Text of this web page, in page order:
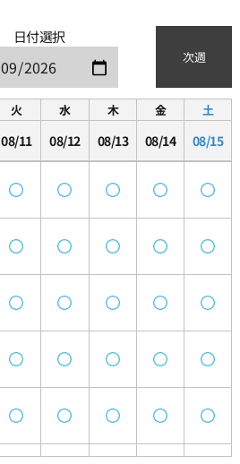
日付選択
次週
火
08/11
水
08/12
木
08/13
金
08/14
土
08/15